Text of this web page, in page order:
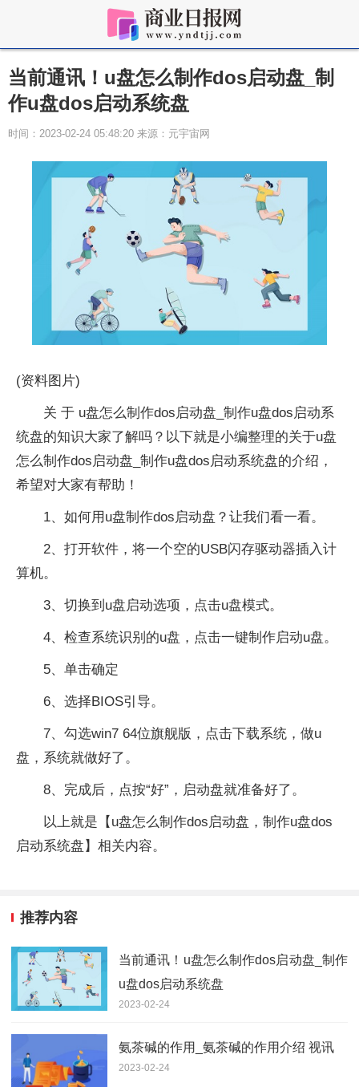
当前通讯！u盘怎么制作dos启动盘_制
作u盘dos启动系统盘
时间：2023-02-24 05:48:20 来源：元宇宙网
(资料图片)
关 于 u盘怎么制作dos启动盘_制作u盘dos启动系
统盘的知识大家了解吗？以下就是小编整理的关于u盘
怎么制作dos启动盘_制作u盘dos启动系统盘的介绍，
希望对大家有帮助！
1、如何用u盘制作dos启动盘？让我们看一看。
2、打开软件，将一个空的USB闪存驱动器插入计
算机。
3、切换到u盘启动选项，点击u盘模式。
4、检查系统识别的u盘，点击一键制作启动u盘。
5、单击确定
6、选择BIOS引导。
7、勾选win7 64位旗舰版，点击下载系统，做u
盘，系统就做好了。
8、完成后，点按“好”，启动盘就准备好了。
以上就是【u盘怎么制作dos启动盘，制作u盘dos
启动系统盘】相关内容。
推荐内容
当前通讯！u盘怎么制作dos启动盘_制作
u盘dos启动系统盘
2023-02-24
氨茶碱的作用_氨茶碱的作用介绍 视讯
2023-02-24